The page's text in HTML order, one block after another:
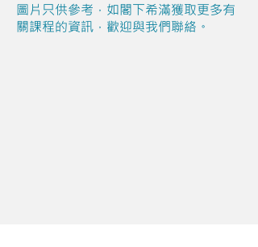
圖片只供參考，如閣下希滿獲取更多有
關課程的資訊，歡迎與我們聯絡。